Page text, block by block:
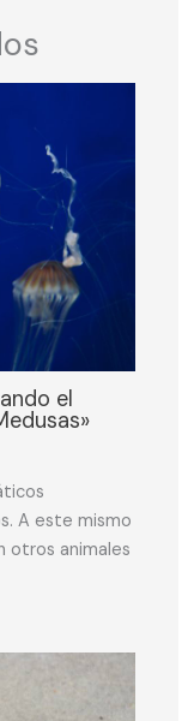
el
A este mismo
otros animales